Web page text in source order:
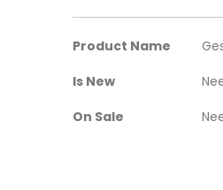
Meer
Product Name
Is New
On Sale